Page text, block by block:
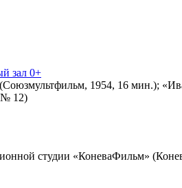
зал 0+
1954, 16 мин.);
№ 12)
студии «КоневаФильм»